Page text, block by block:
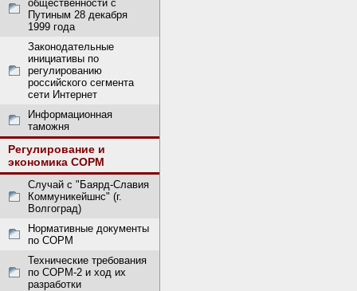
общественности с
Путиным 28 декабря
1999 года
Законодательные
инициативы по
регулированию
российского сегмента
сети Интернет
Информационная
таможня
Регулирование и
экономика СОРМ
Случай с "Баярд-Славия
Коммуникейшнс" (г.
Волгоград)
Нормативные документы
по СОРМ
Технические требования
по СОРМ-2 и ход их
разработки